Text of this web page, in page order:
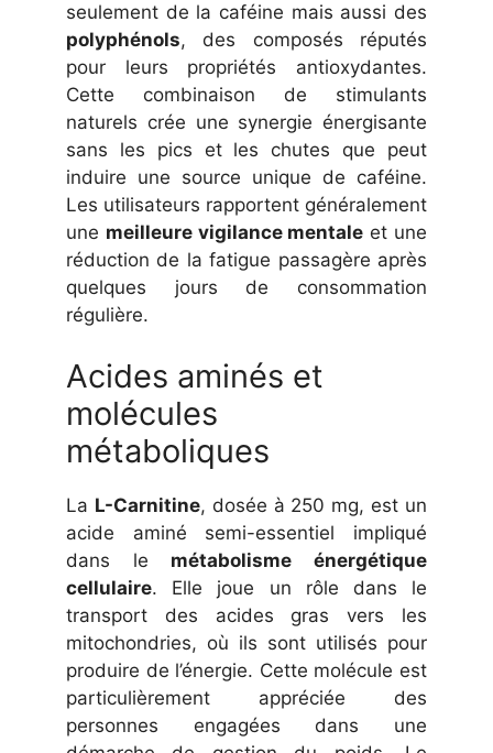
seulement de la caféine mais aussi des
polyphénols, des composés réputés
pour leurs propriétés antioxydantes.
Cette combinaison de stimulants
naturels crée une synergie énergisante
sans les pics et les chutes que peut
induire une source unique de caféine.
Les utilisateurs rapportent généralement
une meilleure vigilance mentale et une
réduction de la fatigue passagère après
quelques jours de consommation
régulière.
Acides aminés et
molécules
métaboliques
La L-Carnitine, dosée à 250 mg, est un
acide aminé semi-essentiel impliqué
dans le métabolisme énergétique
cellulaire. Elle joue un rôle dans le
transport des acides gras vers les
mitochondries, où ils sont utilisés pour
produire de l’énergie. Cette molécule est
particulièrement appréciée des
personnes engagées dans une